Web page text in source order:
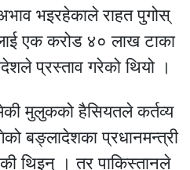
भइरहेकाले राहत पुगोस्
एक करोड ४० लाख टाका
प्रस्ताव गरेको थियो ।
मुलुकको हैसियतले कर्तव्य
बङ्लादेशका प्रधानमन्त्री
थिइन् । तर पाकिस्तानले